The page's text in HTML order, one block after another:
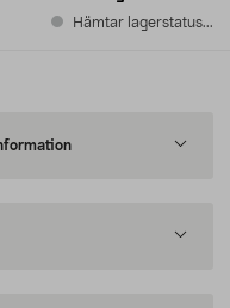
Hämtar lagerstatus...